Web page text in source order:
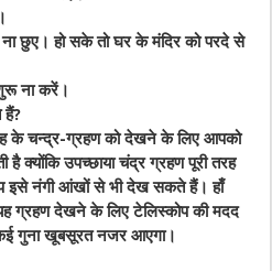
ना छुए। हो सके तो घर के मंदिर को परदे से
ना करें।
के चन्द्र-ग्रहण को देखने के लिए आपको
है क्योंकि उपच्छाया चंद्र ग्रहण पूरी तरह
इसे नंगी आंखों से भी देख सकते हैं। हाँ
ग्रहण देखने के लिए टेलिस्कोप की मदद
गुना खूबसूरत नजर आएगा।